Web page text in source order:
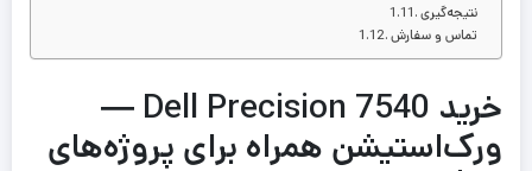
نتیجه‌گیری
تماس و سفارش
خرید Dell Precision 7540 —
ورک‌استیشن همراه برای پروژه‌های